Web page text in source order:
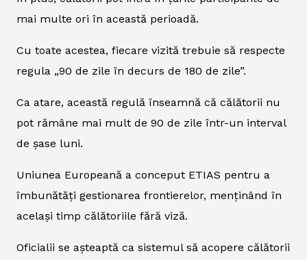
mai multe ori în această perioadă.
Cu toate acestea, fiecare vizită trebuie să respecte
regula „90 de zile în decurs de 180 de zile”.
Ca atare, această regulă înseamnă că călătorii nu
pot rămâne mai mult de 90 de zile într-un interval
de șase luni.
Uniunea Europeană a conceput ETIAS pentru a
îmbunătăți gestionarea frontierelor, menținând în
același timp călătoriile fără viză.
Oficialii se așteaptă ca sistemul să acopere călătorii